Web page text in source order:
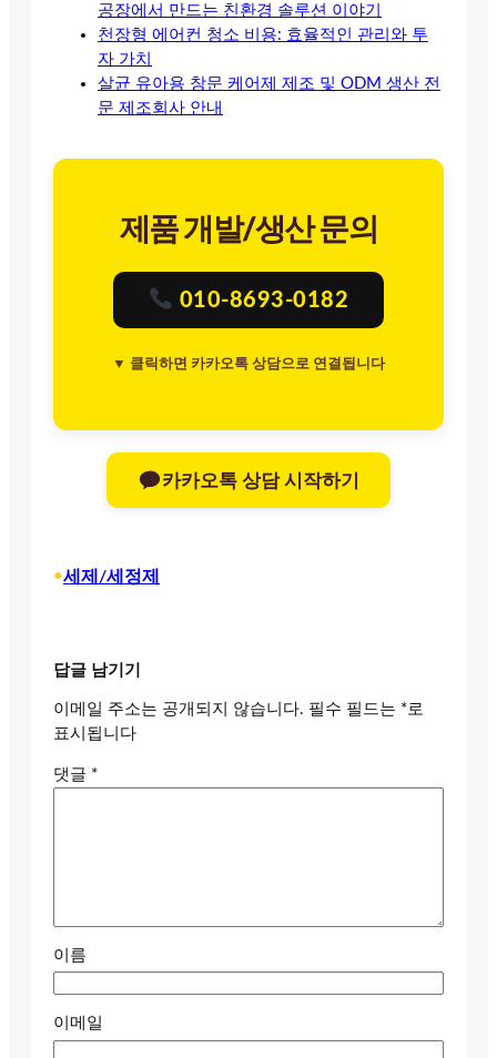
공장에서 만드는 친환경 솔루션 이야기
천장형 에어컨 청소 비용: 효율적인 관리와 투
자 가치
살균 유아용 창문 케어제 제조 및 ODM 생산 전
문 제조회사 안내
제품 개발/생산 문의
010-8693-0182
▼ 클릭하면 카카오톡 상담으로 연결됩니다
카카오톡 상담 시작하기
•세제/세정제
답글 남기기
이메일 주소는 공개되지 않습니다. 필수 필드는 *로
표시됩니다
댓글 *
이름
이메일